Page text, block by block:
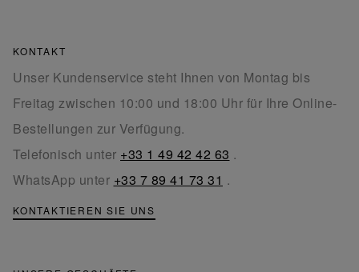
KONTAKT
Unser Kundenservice steht Ihnen von Montag bis
Freitag zwischen 10:00 und 18:00 Uhr für Ihre Online-
Bestellungen zur Verfügung.
Telefonisch unter +33 1 49 42 42 63 .
WhatsApp unter +33 7 89 41 73 31 .
KONTAKTIEREN SIE UNS